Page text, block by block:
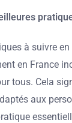
à suivre
en France
tous. Cela
aux